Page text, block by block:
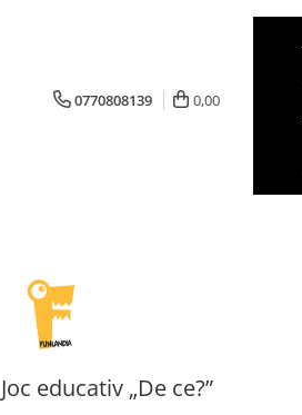
0770808139 0,00
Joc educativ „De ce?”